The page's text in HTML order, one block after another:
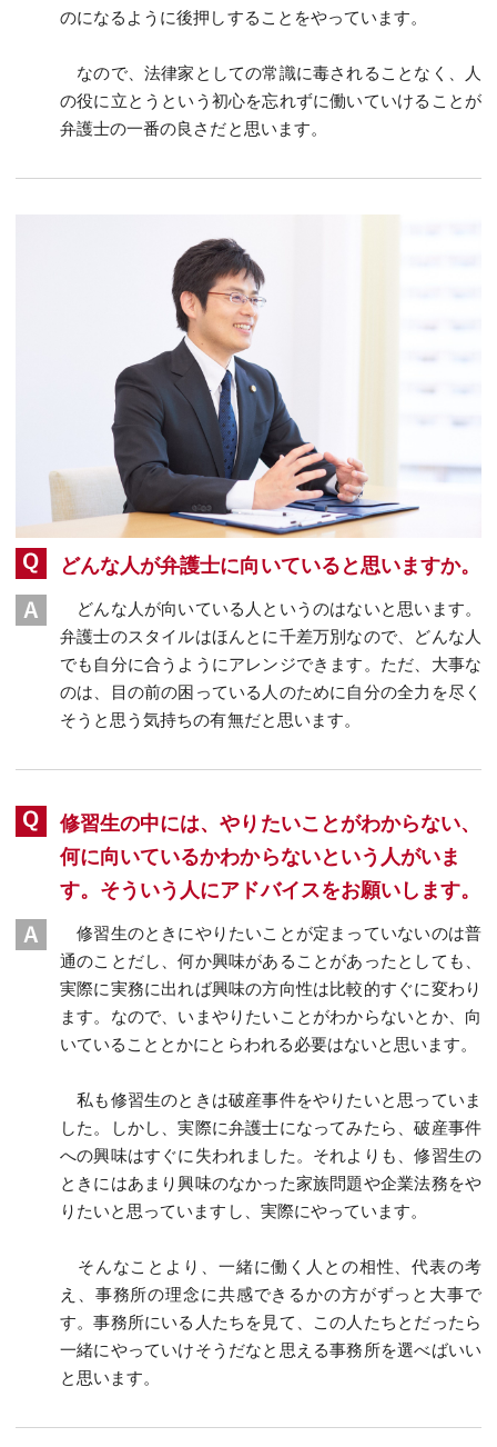
のになるように後押しすることをやっています。
なので、法律家としての常識に毒されることなく、人
の役に立とうという初心を忘れずに働いていけることが
弁護士の一番の良さだと思います。
どんな人が弁護士に向いていると思いますか。
どんな人が向いている人というのはないと思います。
弁護士のスタイルはほんとに千差万別なので、どんな人
でも自分に合うようにアレンジできます。ただ、大事な
のは、目の前の困っている人のために自分の全力を尽く
そうと思う気持ちの有無だと思います。
修習生の中には、やりたいことがわからない、
何に向いているかわからないという人がいま
す。そういう人にアドバイスをお願いします。
修習生のときにやりたいことが定まっていないのは普
通のことだし、何か興味があることがあったとしても、
実際に実務に出れば興味の方向性は比較的すぐに変わり
ます。なので、いまやりたいことがわからないとか、向
いていることとかにとらわれる必要はないと思います。
私も修習生のときは破産事件をやりたいと思っていま
した。しかし、実際に弁護士になってみたら、破産事件
への興味はすぐに失われました。それよりも、修習生の
ときにはあまり興味のなかった家族問題や企業法務をや
りたいと思っていますし、実際にやっています。
そんなことより、一緒に働く人との相性、代表の考
え、事務所の理念に共感できるかの方がずっと大事で
す。事務所にいる人たちを見て、この人たちとだったら
一緒にやっていけそうだなと思える事務所を選べばいい
と思います。